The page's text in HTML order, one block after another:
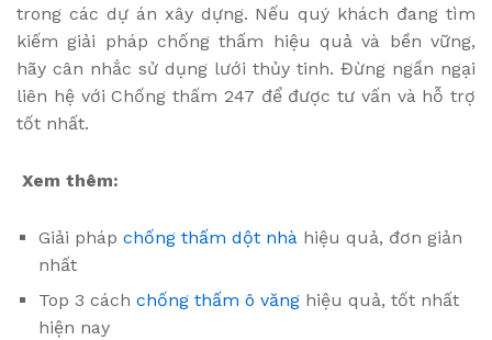
trong các dự án xây dựng. Nếu quý khách đang tìm
kiếm giải pháp chống thấm hiệu quả và bền vững,
hãy cân nhắc sử dụng lưới thủy tinh. Đừng ngần ngại
liên hệ với Chống thấm 247 để được tư vấn và hỗ trợ
tốt nhất.
Xem thêm:
Giải pháp chống thấm dột nhà hiệu quả, đơn giản
nhất
Top 3 cách chống thấm ô văng hiệu quả, tốt nhất
hiện nay